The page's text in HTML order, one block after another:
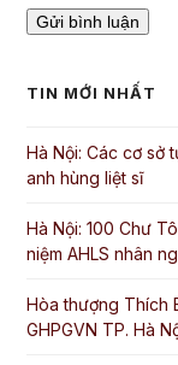
TIN MỚI NHẤT
Hà Nội: Các cơ sở
anh hùng liệt sĩ
Hà Nội: 100 Chư
niệm AHLS nhân
Hòa thượng Thích
GHPGVN TP. Hà